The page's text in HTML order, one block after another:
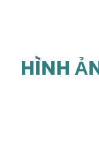
HÌNH